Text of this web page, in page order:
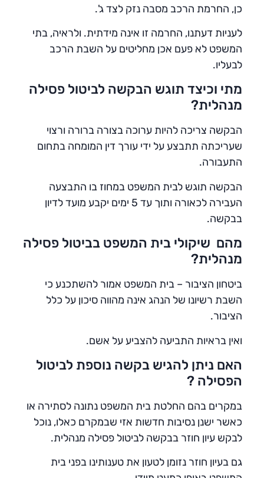
כן, החרמת הרכב מסבה נזק לצד ג'.
לעניות דעתנו, החרמה זו אינה מידתית. ולראיה, בתי
המשפט לא פעם אכן מחליטים על השבת הרכב
לבעליו.
מתי וכיצד תוגש הבקשה לביטול פסילה
מנהלית?
הבקשה צריכה להיות ערוכה בצורה ברורה ורצוי
שעריכתה תתבצע על ידי עורך דין המומחה בתחום
התעבורה.
הבקשה תוגש לבית המשפט במחוז בו התבצעה
העבירה לכאורה ותוך עד 5 ימים יקבע מועד לדיון
בבקשה.
מהם שיקולי בית המשפט בביטול פסילה
מנהלית?
ביטחון הציבור – בית המשפט אמור להשתכנע כי
השבת רשיונו של הנהג אינה מהווה סיכון על כלל
הציבור.
ואין בראיות התביעה להצביע על אשם.
האם ניתן להגיש בקשה נוספת לביטול
הפסילה ?
במקרים בהם החלטת בית המשפט נתונה לסתירה או
כאשר ישנן נסיבות חדשות אזי שבמקרם כאלו, נוכל
לבקש עיון חוזר בבקשה לביטול פסילה מנהלית.
גם בעיון חוזר נזומן לטעון את טענותינו בפני בית